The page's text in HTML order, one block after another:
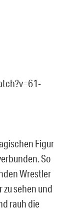
Figur
So
Wrestler
sehen und
rauh die